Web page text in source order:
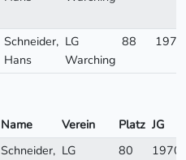
Schneider,
Hans
LG
Warching
88 1970
Name Verein Platz JG
Schneider, LG
80 1970